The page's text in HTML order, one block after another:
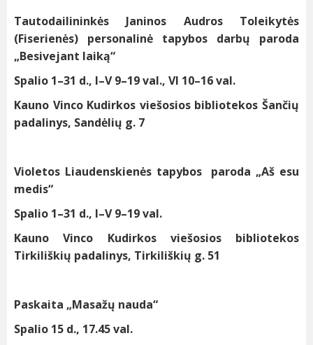
Tautodailininkės Janinos Audros Toleikytės
(Fiserienės) personalinė tapybos darbų paroda
„Besivejant laiką“
Spalio 1–31 d., I–V 9–19 val., VI 10–16 val.
Kauno Vinco Kudirkos viešosios bibliotekos Šančių
padalinys, Sandėlių g. 7
Violetos Liaudenskienės tapybos paroda „Aš esu
medis“
Spalio 1–31 d., I–V 9–19 val.
Kauno Vinco Kudirkos viešosios bibliotekos
Tirkiliškių padalinys, Tirkiliškių g. 51
Paskaita „Masažų nauda“
Spalio 15 d., 17.45 val.